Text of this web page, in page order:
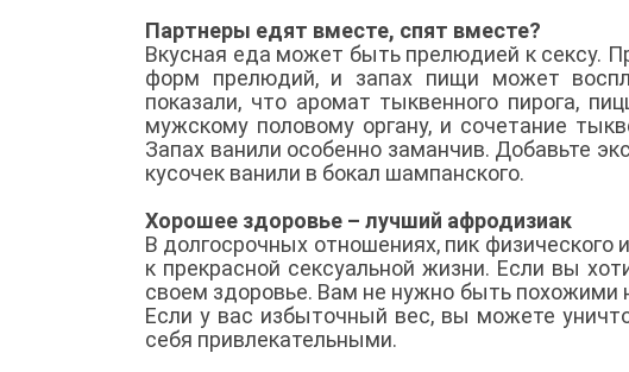
Партнеры едят вместе, спят вместе?
Вкусная еда может быть прелюдией к сексу.
форм прелюдий, и запах пищи может
показали, что аромат тыквенного пирога,
мужскому половому органу, и сочетание
Запах ванили особенно заманчив. Добавьте
кусочек ванили в бокал шампанского.
Хорошее здоровье – лучший афродизиак
В долгосрочных отношениях, пик физического
к прекрасной сексуальной жизни. Если вы
своем здоровье. Вам не нужно быть похожими
Если у вас избыточный вес, вы можете
себя привлекательными.